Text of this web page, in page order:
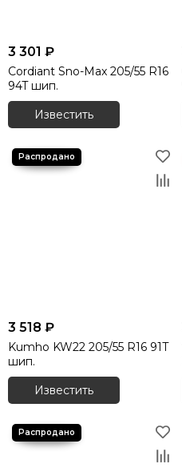
3 301 ₽
Cordiant Sno-Max 205/55 R16
94T шип.
Известить
3 518 ₽
Kumho KW22 205/55 R16 91T
шип.
Известить